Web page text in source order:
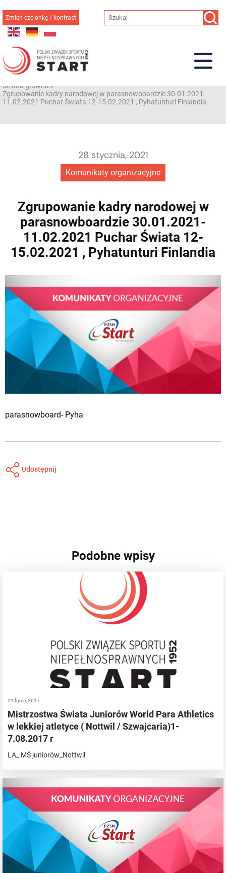
do
treści
Zmień czcionkę / kontrast
Strona główna»
Zgrupowanie kadry narodowej w parasnowboardzie 30.01.2021-
11.02.2021 Puchar Świata 12-15.02.2021 , Pyhatunturi Finlandia
Komunikaty organizacyjne
28 stycznia, 2021
Zgrupowanie kadry narodowej w
parasnowboardzie 30.01.2021-
11.02.2021 Puchar Świata 12-
15.02.2021 , Pyhatunturi Finlandia
parasnowboard- Pyha
Udostępnij
Podobne wpisy
21 lipca, 2017
Mistrzostwa Świata Juniorów World Para Athletics
w lekkiej atletyce ( Nottwil / Szwajcaria)1-
7.08.2017 r
LA_ MŚ juniorów_Nottwil